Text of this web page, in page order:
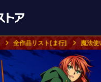
全作品リスト[ま行] 魔法使